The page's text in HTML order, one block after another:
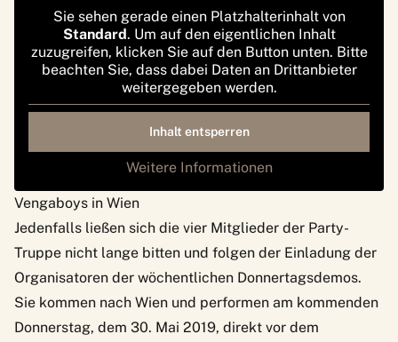
Sie sehen gerade einen Platzhalterinhalt von
Standard. Um auf den eigentlichen Inhalt
zuzugreifen, klicken Sie auf den Button unten. Bitte
beachten Sie, dass dabei Daten an Drittanbieter
weitergegeben werden.
Inhalt entsperren
Weitere Informationen
Vengaboys in Wien
Jedenfalls ließen sich die vier Mitglieder der Party-
Truppe nicht lange bitten und folgen der Einladung der
Organisatoren der wöchentlichen Donnertagsdemos.
Sie kommen nach Wien und performen am kommenden
Donnerstag, dem 30. Mai 2019, direkt vor dem